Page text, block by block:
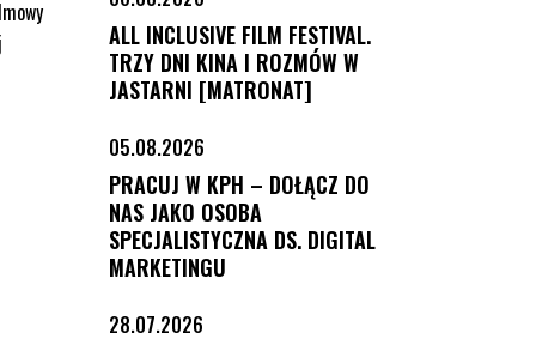
ALL INCLUSIVE FILM FESTIVAL.
TRZY DNI KINA I ROZMÓW W
JASTARNI [MATRONAT]
05.08.2026
PRACUJ W KPH – DOŁĄCZ DO
NAS JAKO OSOBA
SPECJALISTYCZNA DS. DIGITAL
MARKETINGU
28.07.2026